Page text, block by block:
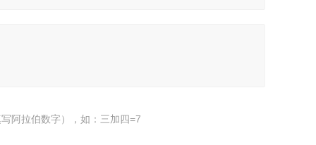
阿拉伯数字），如：三加四=7